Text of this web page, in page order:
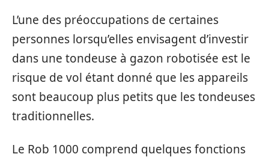
L’une des préoccupations de certaines
personnes lorsqu’elles envisagent d’investir
dans une tondeuse à gazon robotisée est le
risque de vol étant donné que les appareils
sont beaucoup plus petits que les tondeuses
traditionnelles.
Le Rob 1000 comprend quelques fonctions